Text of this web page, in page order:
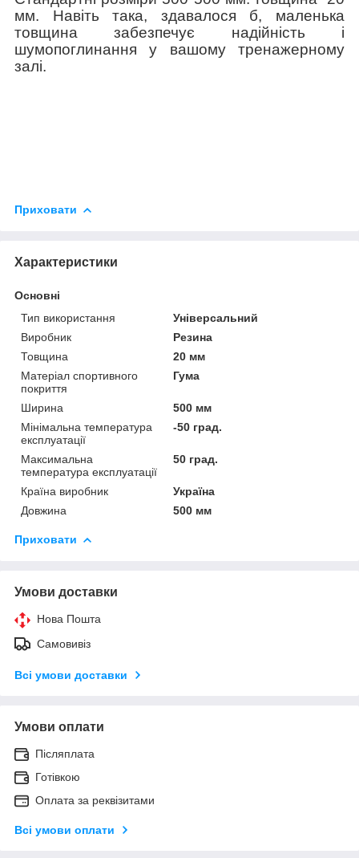
мм. Навіть така, здавалося б, маленька
товщина забезпечує надійність і
шумопоглинання у вашому тренажерному
залі.
Приховати
Характеристики
Основні
Тип використання
Універсальний
Виробник
Резина
Товщина
20 мм
Матеріал спортивного
покриття
Гума
Ширина
500 мм
Мінімальна температура
експлуатації
-50 град.
Максимальна
температура експлуатації
50 град.
Країна виробник
Україна
Довжина
500 мм
Приховати
Умови доставки
Нова Пошта
Самовивіз
Всі умови доставки
Умови оплати
Післяплата
Готівкою
Оплата за реквізитами
Всі умови оплати